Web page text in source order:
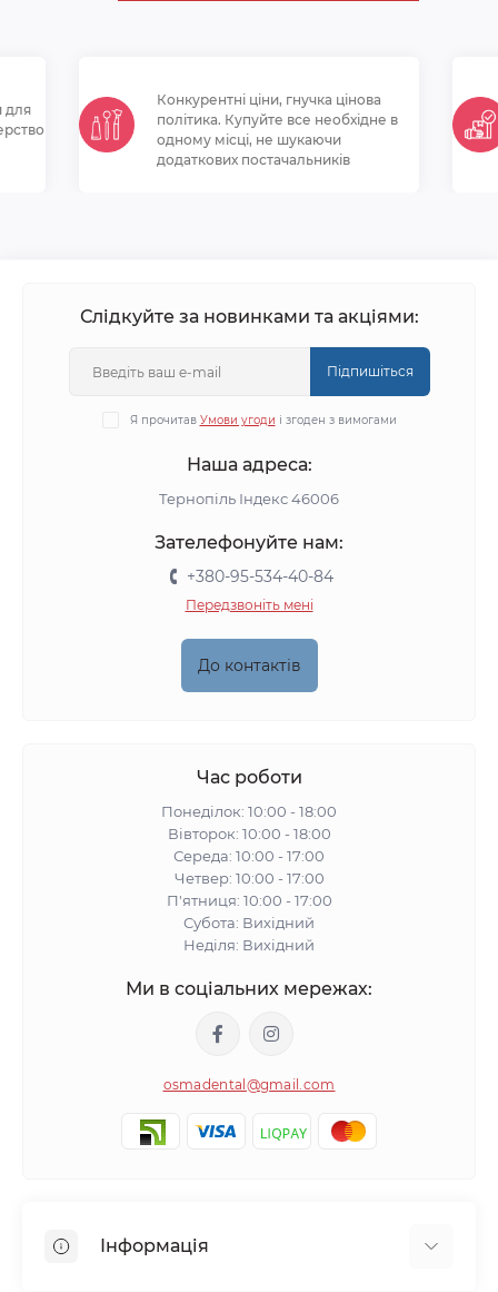
для
Конкурентні ціни, гнучка цінова
політикa. Купуйте все необхідне в
одному місці, не шукаючи
додаткових постачальників
Слідкуйте за новинками та акціями:
Підпишіться
Я прочитав Умови угоди і згоден з вимогами
Наша адреса:
Тернопіль Індекс 46006
Зателефонуйте нам:
+380-95-534-40-84
Передзвоніть мені
До контактів
Час роботи
Понеділок: 10:00 - 18:00
Вівторок: 10:00 - 18:00
Середа: 10:00 - 17:00
Четвер: 10:00 - 17:00
П'ятниця: 10:00 - 17:00
Субота: Вихідний
Неділя: Вихідний
Ми в соціальних мережах:
osmadental@gmail.com
Інформація